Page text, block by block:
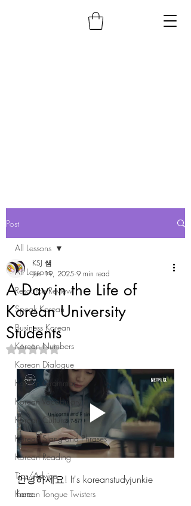
Post
All Lessons
Resource Review
Speak Korean
Business Korean
Korean Numbers
Korean Dialogue
Korean Grammar
Korean Vocabulary
Korean Culture
Korean Slang and Phrases
Korean Reading
Tips/Advice
Korean Tongue Twisters
All Lessons
A Day in the Life of
Korean University
Students
KSJ 쌤
Jan 19, 2025 9 min read
Rated NaN out of 5 stars.
안녕하세요! It's koreanstudyjunkie
here.